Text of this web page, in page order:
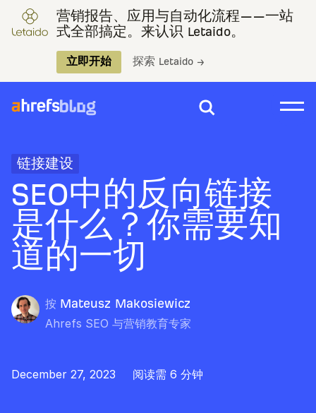
营销报告、应用与自动化流程——一站
式全部搞定。来认识 Letaido。
立即开始 探索 Letaido →
链接建设
SEO中的反向链接
是什么？你需要知
道的一切
按 Mateusz Makosiewicz
Ahrefs SEO 与营销教育专家
December 27, 2023 阅读需 6 分钟